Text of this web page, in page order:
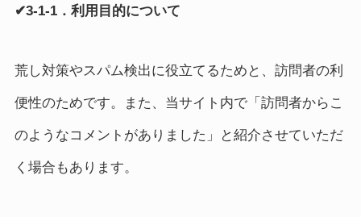
✔3-1-1．利用目的について
荒し対策やスパム検出に役立てるためと、訪問者の利
便性のためです。また、当サイト内で「訪問者からこ
のようなコメントがありました」と紹介させていただ
く場合もあります。